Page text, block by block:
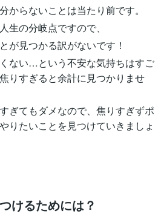
からないことは当たり前です。
生の分岐点ですので、
が見つかる訳がないです！
ない…という不安な気持ちはすご
りすぎると余計に見つかりませ
ぎてもダメなので、焦りすぎずポ
りたいことを見つけていきましょ
けるためには？